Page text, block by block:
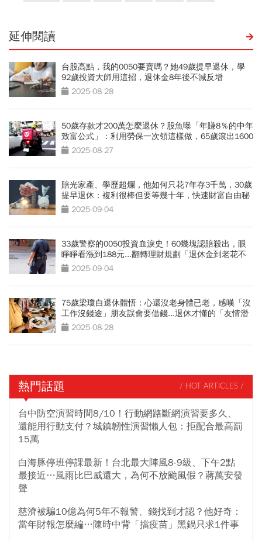
延伸閱讀
台股高點，我的0050要賣嗎？她49歲提早退休，學
92歲投資大師用這招，退休金8年後不減反增
2025-08-28
50歲存款才200萬怎麼退休？股魚曝「年賺8％的中年
致富公式」：利用勞保一次領這樣做，65歲滾出1600
萬 2025-08-27
賠光家產、學歷超爛，他如何只花7年存3千萬，30歲
提早退休：複利很棒但要等幾十年，快速財富自由秘
密是它
2025-09-04
33歲警察的0050投資血淚史！60幾塊認賠殺出，眼
睜睜看漲到188元...翻轉理財規劃「退休金到老花不
完」2025-09-04
75歲梁瓊白退休體悟：心還沒老身體已老，感嘆「沒
工作沒錢途」朋友誤會要借錢...退休才懂的「友情潛
規則」
2025-08-28
熱門話題 / HOT ARTICLES /
台中防空演習時間8/10！行動網路斷網演習要多久、
還能用行動支付？城鎮韌性演習懶人包：拒配合最高罰
15萬
白海豚停班停課最新！台北最大陣風8-9級、下午2點
最接近…風雨比巴威還大，為何不放颱風假？蔣萬安發
聲
慈濟被騙10億為何5年不報警、錢找到才認？他好奇：
當年財報怎麼編…陳時中背「擋疫苗」黑鍋只求1件事